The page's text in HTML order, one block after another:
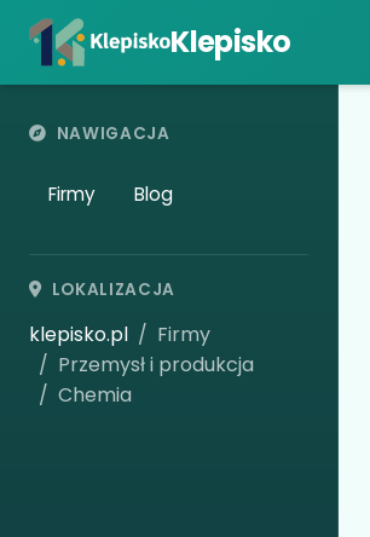
Klepisko
NAWIGACJA
Firmy Blog
LOKALIZACJA
klepisko.pl
Firmy
Przemysł i produkcja
Chemia